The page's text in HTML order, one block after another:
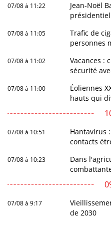
07/08 à 11:22
Jean-Noël
07/08 à 11:05
Trafic de
personnes
07/08 à 11:02
Vacances :
sécurité
07/08 à 11:00
Éoliennes
hauts qui
07/08 à 10:51
Hantavirus
contacts
07/08 à 10:23
Dans
07/08 à 9:17
de 2030